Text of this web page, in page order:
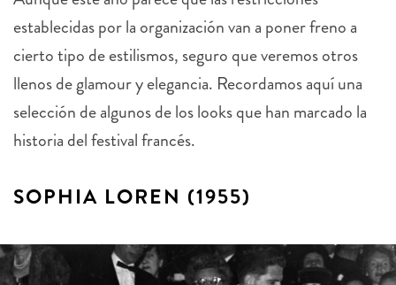
establecidas por la organización van a poner freno a
cierto tipo de estilismos, seguro que veremos otros
llenos de glamour y elegancia. Recordamos aquí una
selección de algunos de los looks quehan marcado la
historia del festival francés.
SOPHIA LOREN (1955)